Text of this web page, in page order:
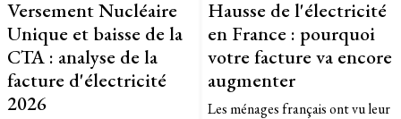
Versement Nucléaire
Unique et baisse de la
CTA : analyse de la
facture d'électricité
2026
Hausse de l'électricité
en France : pourquoi
votre facture va encore
augmenter
Les ménages français ont vu leur